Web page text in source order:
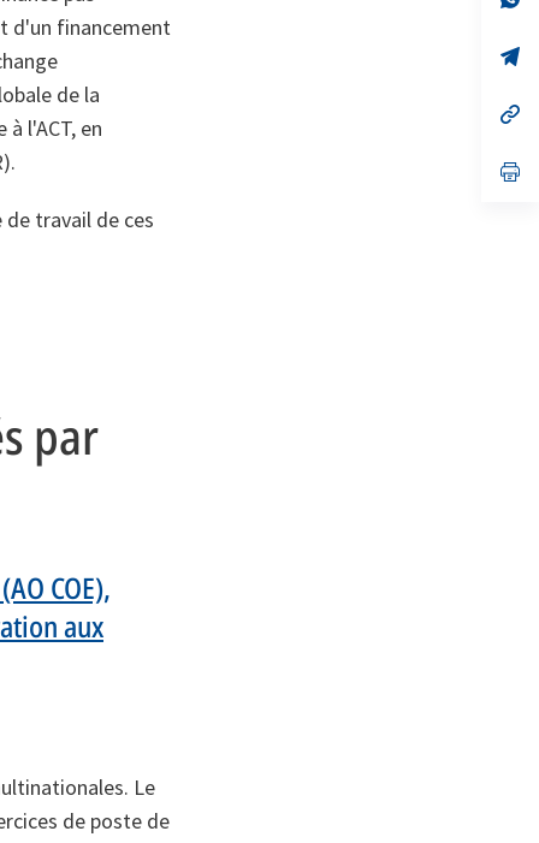
d'un financement
de la
l'ACT, en
de travail de ces
par
COE),
aux
Le
de poste de